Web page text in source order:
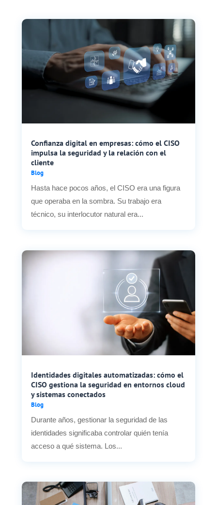
Confianza digital en empresas: cómo el CISO
impulsa la seguridad y la relación con el
cliente
Blog
Hasta hace pocos años, el CISO era una figura
que operaba en la sombra. Su trabajo era
técnico, su interlocutor natural era...
Identidades digitales automatizadas: cómo el
CISO gestiona la seguridad en entornos cloud
y sistemas conectados
Blog
Durante años, gestionar la seguridad de las
identidades significaba controlar quién tenía
acceso a qué sistema. Los...